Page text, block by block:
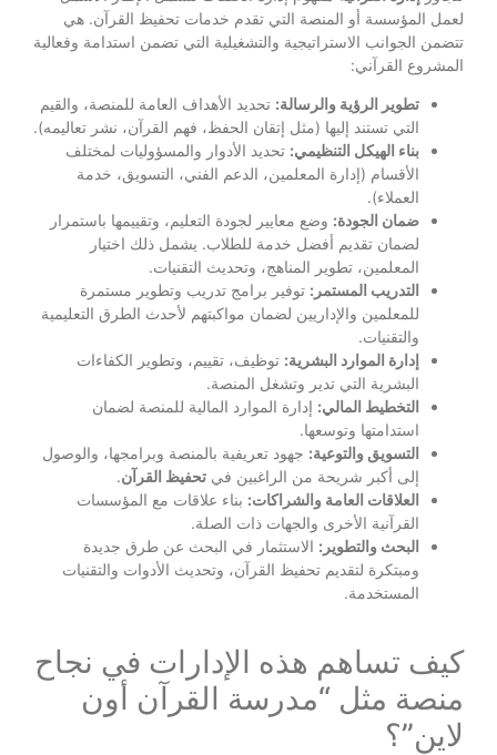
لعمل المؤسسة أو المنصة التي تقدم خدمات تحفيظ القرآن. هي
تتضمن الجوانب الاستراتيجية والتشغيلية التي تضمن استدامة وفعالية
المشروع القرآني:
تطوير الرؤية والرسالة: تحديد الأهداف العامة للمنصة، والقيم
التي تستند إليها (مثل إتقان الحفظ، فهم القرآن، نشر تعاليمه).
بناء الهيكل التنظيمي: تحديد الأدوار والمسؤوليات لمختلف
الأقسام (إدارة المعلمين، الدعم الفني، التسويق، خدمة
العملاء).
ضمان الجودة: وضع معايير لجودة التعليم، وتقييمها باستمرار
لضمان تقديم أفضل خدمة للطلاب. يشمل ذلك اختيار
المعلمين، تطوير المناهج، وتحديث التقنيات.
التدريب المستمر: توفير برامج تدريب وتطوير مستمرة
للمعلمين والإداريين لضمان مواكبتهم لأحدث الطرق التعليمية
والتقنيات.
إدارة الموارد البشرية: توظيف، تقييم، وتطوير الكفاءات
البشرية التي تدير وتشغل المنصة.
التخطيط المالي: إدارة الموارد المالية للمنصة لضمان
استدامتها وتوسعها.
التسويق والتوعية: جهود تعريفية بالمنصة وبرامجها، والوصول
إلى أكبر شريحة من الراغبين في تحفيظ القرآن.
العلاقات العامة والشراكات: بناء علاقات مع المؤسسات
القرآنية الأخرى والجهات ذات الصلة.
البحث والتطوير: الاستثمار في البحث عن طرق جديدة
ومبتكرة لتقديم تحفيظ القرآن، وتحديث الأدوات والتقنيات
المستخدمة.
كيف تساهم هذه الإدارات في نجاح
منصة مثل “مدرسة القرآن أون
لاين”؟